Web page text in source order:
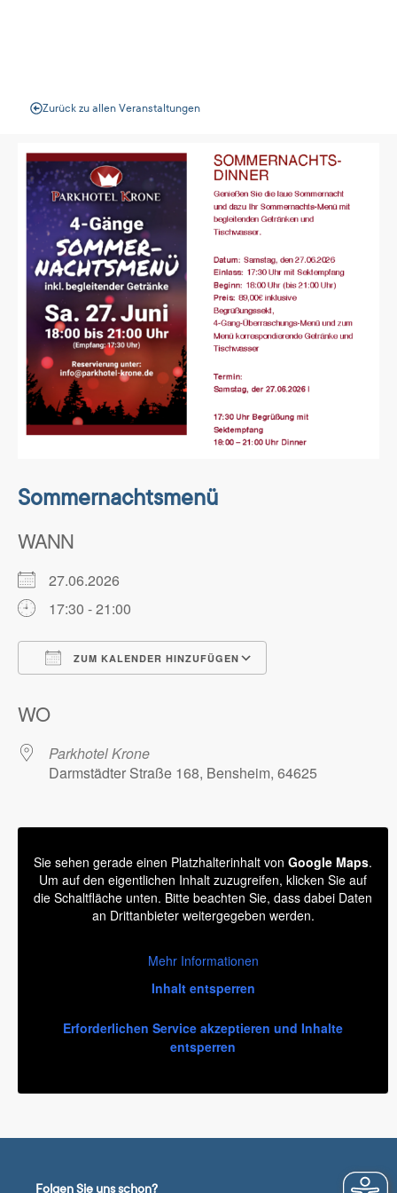
Zurück zu allen Veranstaltungen
Sommernachtsmenü
WANN
27.06.2026
17:30 - 21:00
ZUM KALENDER HINZUFÜGEN
WO
Parkhotel Krone
Darmstädter Straße 168, Bensheim, 64625
Sie sehen gerade einen Platzhalterinhalt von Google Maps.
Um auf den eigentlichen Inhalt zuzugreifen, klicken Sie auf
die Schaltfläche unten. Bitte beachten Sie, dass dabei Daten
an Drittanbieter weitergegeben werden.
Mehr Informationen
Inhalt entsperren
Erforderlichen Service akzeptieren und Inhalte
entsperren
Folgen Sie uns schon?